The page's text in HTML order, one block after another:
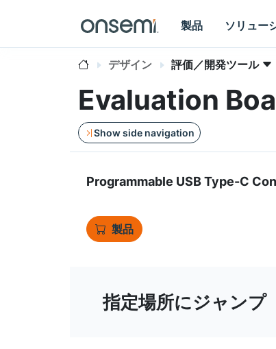
製品 ソリュー
デザイン 評価／開発ツール
Evaluation
Show side navigation
Programmable USB Type-C
製品
指定場所にジャンプ